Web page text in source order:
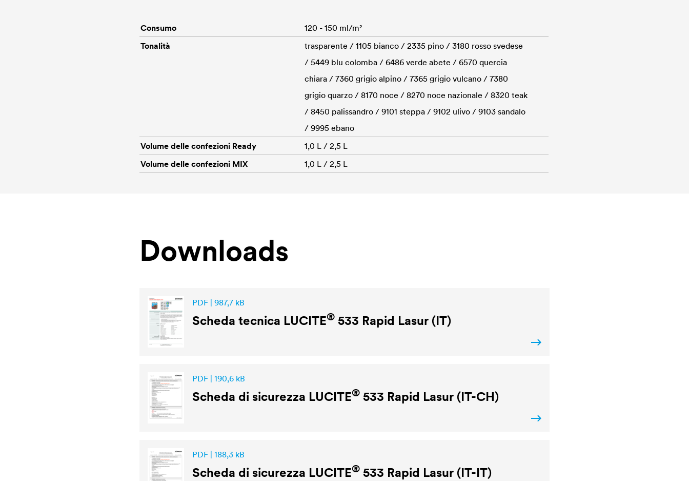
Consumo
120 - 150 ml/m²
Tonalità
trasparente / 1105 bianco / 2335 pino / 3180 rosso svedese
/ 5449 blu colomba / 6486 verde abete / 6570 quercia
chiara / 7360 grigio alpino / 7365 grigio vulcano / 7380
grigio quarzo / 8170 noce / 8270 noce nazionale / 8320 teak
/ 8450 palissandro / 9101 steppa / 9102 ulivo / 9103 sandalo
/ 9995 ebano
Volume delle confezioni Ready
1,0 L / 2,5 L
Volume delle confezioni MIX
1,0 L / 2,5 L
Downloads
PDF | 987,7 kB
Scheda tecnica LUCITE® 533 Rapid Lasur (IT)
PDF | 190,6 kB
Scheda di sicurezza LUCITE® 533 Rapid Lasur (IT-CH)
PDF | 188,3 kB
Scheda di sicurezza LUCITE® 533 Rapid Lasur (IT-IT)